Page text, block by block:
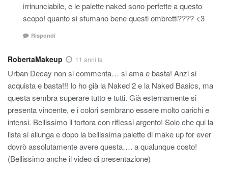
irrinunciabile, e le palette naked sono perfette a questo
scopo! quanto si sfumano bene questi ombretti???? <3
Rispondi
RobertaMakeup 11 anni fa
Urban Decay non si commenta… si ama e basta! Anzi si
acquista e basta!!! Io ho già la Naked 2 e la Naked Basics, ma
questa sembra superare tutto e tutti. Già esternamente si
presenta vincente, e i colori sembrano essere molto carichi e
intensi. Bellissimo il tortora con riflessi argento! Solo che qui la
lista si allunga e dopo la bellissima palette di make up for ever
dovrò assolutamente avere questa…. a qualunque costo!
(Bellissimo anche il video di presentazione)